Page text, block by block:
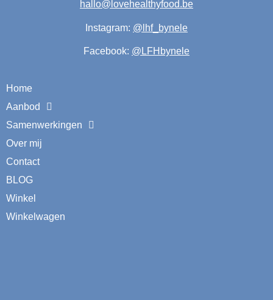
hallo@lovehealthyfood.be
Instagram: @lhf_bynele
Facebook: @LFHbynele
Home
Aanbod
Samenwerkingen
Over mij
Contact
BLOG
Winkel
Winkelwagen